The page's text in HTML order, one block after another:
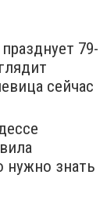
79-
сейчас
нужно знать